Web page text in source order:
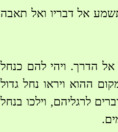
אל דבריו ואל תאבה
אל הדרך. ויהי להם כנחל
ההוא ויראו נחל גדול
לרגליהם, וילכו בנחל